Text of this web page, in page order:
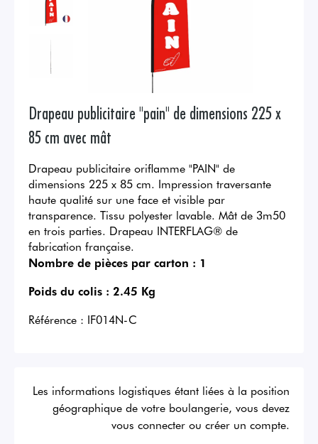
Drapeau publicitaire "pain" de dimensions 225 x
85 cm avec mât
Drapeau publicitaire oriflamme "PAIN" de
dimensions 225 x 85 cm. Impression traversante
haute qualité sur une face et visible par
transparence. Tissu polyester lavable. Mât de 3m50
en trois parties. Drapeau INTERFLAG® de
fabrication française.
Nombre de pièces par carton : 1
Poids du colis : 2.45 Kg
Référence : IF014N-C
Les informations logistiques étant liées à la position
géographique de votre boulangerie, vous devez
vous connecter ou créer un compte.